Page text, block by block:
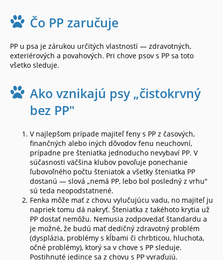
Čo PP zaručuje
PP u psa je zárukou určitých vlastností — zdravotných,
exteriérových a povahových. Pri chove psov s PP sa toto
všetko sleduje.
Ako vznikajú psy „čistokrvný
bez PP"
V najlepšom prípade majiteľ feny s PP z časových,
finančných alebo iných dôvodov fenu neuchovní,
prípadne pre šteniatka jednoducho nevybaví PP. V
súčasnosti väčšina klubov povoľuje ponechanie
ľubovoľného počtu šteniatok a všetky šteniatka PP
dostanú — slová „nemá PP, lebo bol posledný z vrhu"
sú teda neopodstatnené.
Fenka môže mať z chovu vylučujúcu vadu, no majiteľ ju
napriek tomu dá nakryť. Šteniatka z takéhoto krytia už
PP dostať nemôžu. Nemusia zodpovedať štandardu a
je možné, že budú mať dedičný zdravotný problém
(dysplázia, problémy s kĺbami či chrbticou, hluchota,
očné problémy), ktorý sa v chove s PP sleduje.
Postihnuté jedince sa z chovu s PP vyraďujú.